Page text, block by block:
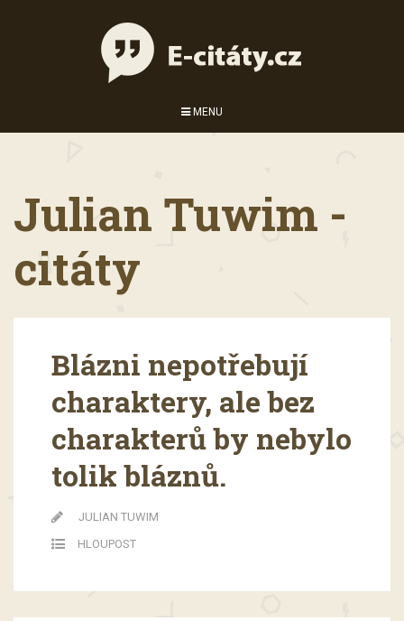
MENU
Julian Tuwim -
citáty
Blázni nepotřebují
charaktery, ale bez
charakterů by nebylo
tolik bláznů.
JULIAN TUWIM
HLOUPOST